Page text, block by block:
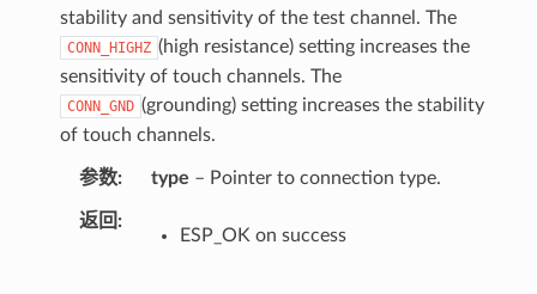
stability and sensitivity of the test channel. The
CONN_HIGHZ (high resistance) setting increases the
sensitivity of touch channels. The
CONN_GND (grounding) setting increases the stability
of touch channels.
参数 type – Pointer to connection type.
返回
ESP_OK on success